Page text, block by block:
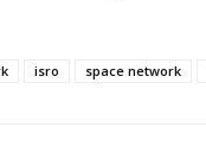
isro space network